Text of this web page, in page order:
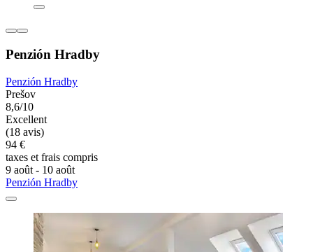
Penzión Hradby
Penzión Hradby
Prešov
8,6/10
Excellent
(18 avis)
94 €
taxes et frais compris
9 août - 10 août
Penzión Hradby